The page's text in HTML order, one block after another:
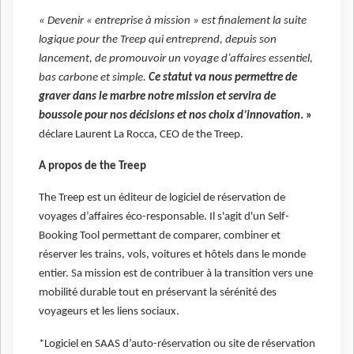
« Devenir « entreprise à mission » est finalement la suite
logique pour the Treep qui entreprend, depuis son
lancement, de promouvoir un voyage d’affaires essentiel,
bas carbone et simple. Ce statut va nous permettre de
graver dans le marbre notre mission et servira de
boussole pour nos décisions et nos choix d’innovation. »
déclare Laurent La Rocca, CEO de the Treep.
A propos de the Treep
The Treep est un éditeur de logiciel de réservation de
voyages d’affaires éco-responsable. Il s'agit d'un Self-
Booking Tool permettant de comparer, combiner et
réserver les trains, vols, voitures et hôtels dans le monde
entier. Sa mission est de contribuer à la transition vers une
mobilité durable tout en préservant la sérénité des
voyageurs et les liens sociaux.
*Logiciel en SAAS d’auto-réservation ou site de réservation